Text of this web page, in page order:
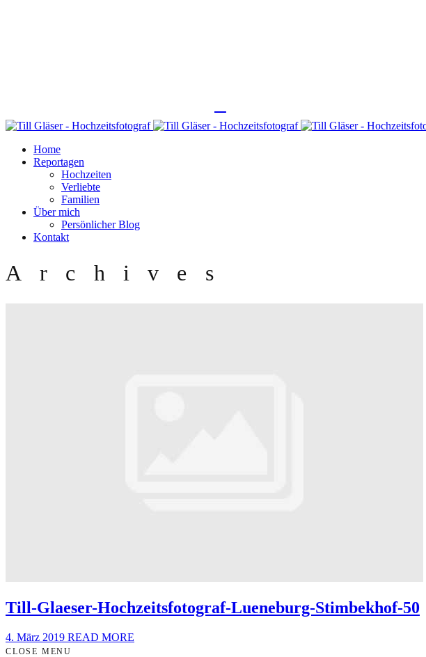
Home
Reportagen
Hochzeiten
Verliebte
Familien
Über mich
Persönlicher Blog
Kontakt
Archives
Till-Glaeser-Hochzeitsfotograf-Lueneburg-Stimbekhof-50
4. März 2019 READ MORE
CLOSE MENU